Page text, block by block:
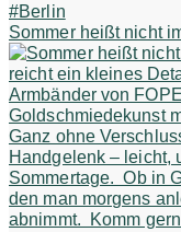
Sommer heißt nicht